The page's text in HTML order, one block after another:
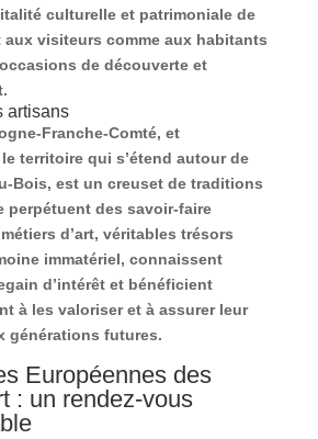
culturelle et patrimoniale de
visiteurs comme aux habitants
de découverte et
artisans
Franche-Comté, et
territoire qui s’étend autour de
Bois, est un creuset de traditions
perpétuent des savoir-faire
d’art, véritables trésors
immatériel, connaissent
d’intérêt et bénéficient
à les valoriser et à assurer leur
générations futures.
Européennes des
: un rendez-vous